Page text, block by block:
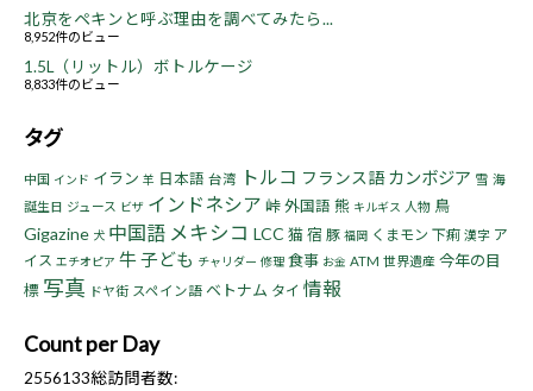
北京をペキンと呼ぶ理由を調べてみたら...
8,952件のビュー
1.5L（リットル）ボトルケージ
8,833件のビュー
タグ
中国 インド イラン 羊 日本語 台湾 トルコ フランス語 カンボジア 雪 海
誕生日 ジュース ビザ インドネシア 峠 外国語 熊 キルギス 人物 鳥
Gigazine 犬 中国語 メキシコ LCC 猫宿 豚 福岡 くまモン 下痢 漢字 ア
イス エチオピア 牛子ども チャリダー 修理 食事 お金 ATM 世界遺産 今年の目
標 写真 ドヤ街 スペイン語 ベトナム タイ 情報
Count per Day
2556133総訪問者数: